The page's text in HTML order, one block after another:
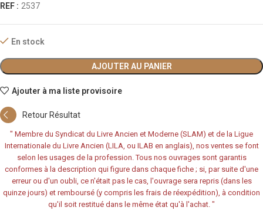
REF : 2537
En stock
AJOUTER AU PANIER
Ajouter à ma liste provisoire
Retour Résultat
" Membre du Syndicat du Livre Ancien et Moderne (SLAM) et de la Ligue
Internationale du Livre Ancien (LILA, ou ILAB en anglais), nos ventes se font
selon les usages de la profession. Tous nos ouvrages sont garantis
conformes à la description qui figure dans chaque fiche ; si, par suite d'une
erreur ou d'un oubli, ce n'était pas le cas, l'ouvrage sera repris (dans les
quinze jours) et remboursé (y compris les frais de réexpédition), à condition
qu'il soit restitué dans le même état qu'à l'achat. "